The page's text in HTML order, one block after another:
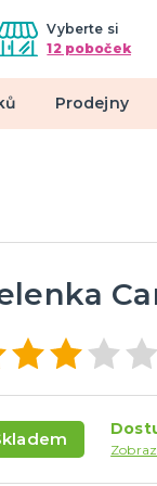
Vyberte si
12 poboček
Prodejny
umělé řasy